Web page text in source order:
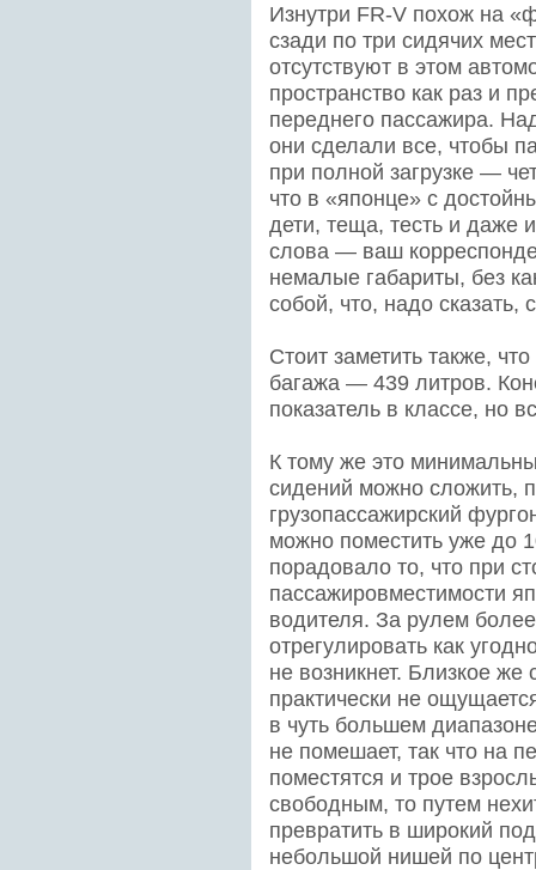
Изнутри FR-V похож на
сзади по три сидячих
отсутствуют в этом
пространство как раз и
переднего пассажира.
они сделали все, чтобы
при полной загрузке —
что в «японце» с
дети, теща, тесть и даже
слова — ваш
немалые габариты, без
собой, что, надо сказать,
Стоит заметить также,
багажа — 439 литров.
показатель в классе, но
К тому же это
сидений можно сложить,
грузопассажирский
можно поместить уже до
порадовало то, что при
пассажировместимости
водителя. За рулем
отрегулировать как
не возникнет. Близкое
практически не
в чуть большем
не помешает, так что на
поместятся и трое
свободным, то путем
превратить в широкий
небольшой нишей по